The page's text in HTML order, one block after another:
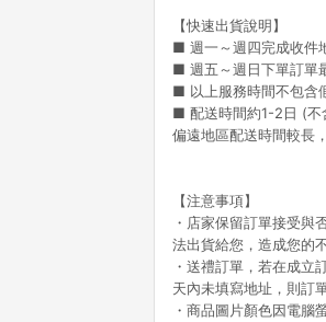
【快速出貨說明】
■ 週⼀～週四完成收件
■ 週五～週日下單訂單
■ 以上服務時間不包含
■ 配送時間約1-2日 (不
偏遠地區配送時間較長
【注意事項】
・店家保留訂單接受與
法出貨給您，造成您的
・送禮訂單，若在成
天內未填寫地址，則訂
・商品圖片顏色因電腦